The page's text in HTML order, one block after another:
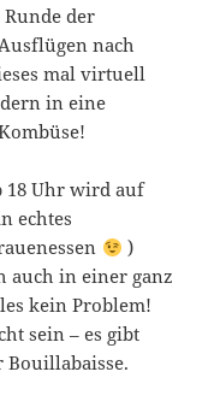
der
nach
mal virtuell
in eine
18 Uhr wird auf
echtes
)
auch in einer ganz
kein Problem!
sein – es gibt